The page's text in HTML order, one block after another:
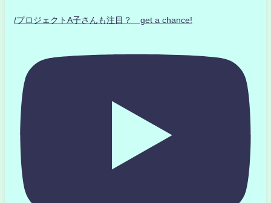
/プロジェクトA子さんも注目？ get a chance!